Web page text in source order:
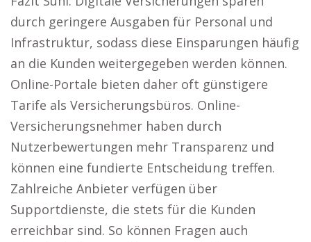
durch geringere Ausgaben für Personal und
Infrastruktur, sodass diese Einsparungen häufig
an die Kunden weitergegeben werden können.
Online-Portale bieten daher oft günstigere
Tarife als Versicherungsbüros. Online-
Versicherungsnehmer haben durch
Nutzerbewertungen mehr Transparenz und
können eine fundierte Entscheidung treffen.
Zahlreiche Anbieter verfügen über
Supportdienste, die stets für die Kunden
erreichbar sind. So können Fragen auch